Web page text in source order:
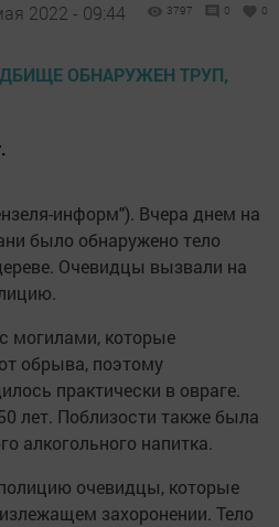
2022 - 09:44 3797 0 0
информ"). Вчера днем на
было обнаружено тело
Очевидцы вызвали на
могилами, которые
обрыва, поэтому
практически в овраге.
лет. Поблизости также была
алкогольного напитка.
очевидцы, которые
захоронении. Тело